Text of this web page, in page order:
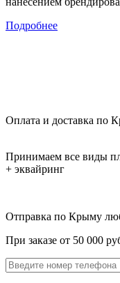
Подробнее
Оплата и доставка по
Принимаем все виды
+ эквайринг
Отправка по Крыму
При заказе от 50 000